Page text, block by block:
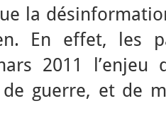
la
En effet, les
2011 l’enjeu
guerre, et de